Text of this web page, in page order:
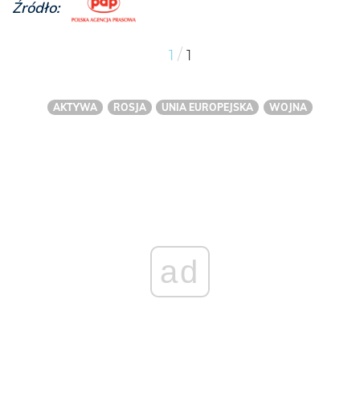
Źródło:
1 / 1
AKTYWA ROSJA UNIA EUROPEJSKA WOJNA
ad